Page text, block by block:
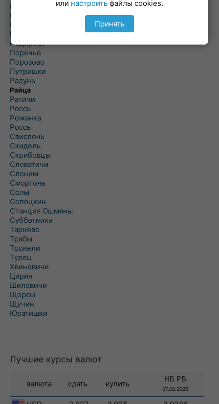
Погородно
Пограничный
Подлабенье
Подольцы
Подороск
Поречье
Порозово
Путришки
Радунь
Райца
Ратичи
Роcсь
Рожанка
Россь
Свислочь
Скидель
Скрибовцы
Словатичи
Слоним
Сморгонь
Солы
Сопоцкин
Станция Ошмяны
Субботники
Тарново
Трабы
Трокели
Турец
Хвиневичи
Цирин
Шиловичи
Щорсы
Щучин
Юратишки
Лучшие курсы валют
валюта сдать купить
НБ РБ
07.08.2026
или настроить файлы cookies.
Принять